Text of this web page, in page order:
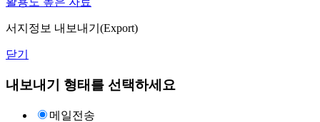
서지정보 내보내기(Export)
닫기
내보내기 형태를 선택하세요
메일전송